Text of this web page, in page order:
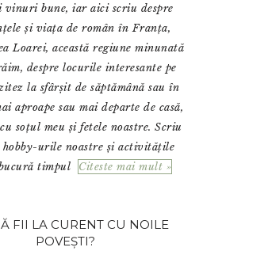
vinuri bune, iar aici scriu despre
și viața de român în Franța,
Loarei, această regiune minunată
despre locurile interesante pe
la sfârșit de săptămână sau în
aproape sau mai departe de casă,
soțul meu și fetele noastre. Scriu
hobby-urile noastre și activitățile
timpul Citeste mai mult »
FII LA CURENT CU NOILE
POVEȘTI?